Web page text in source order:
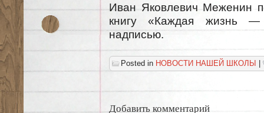
Иван Яковлевич Меженин
книгу «Каждая жизнь —
надписью.
Posted in НОВОСТИ НАШЕЙ ШКОЛЫ |
Добавить комментарий